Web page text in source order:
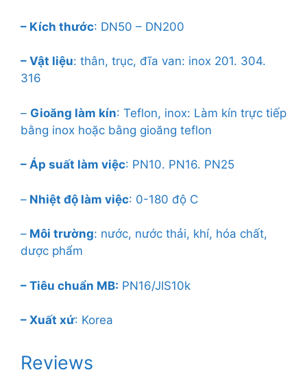
– Kích thước: DN50 – DN200
– Vật liệu: thân, trục, đĩa van: inox 201. 304.
316
– Gioăng làm kín: Teflon, inox: Làm kín trực tiếp
bằng inox hoặc bằng gioăng teflon
– Áp suất làm việc: PN10. PN16. PN25
– Nhiệt độ làm việc: 0-180 độ C
– Môi trường: nước, nước thải, khí, hóa chất,
dược phẩm
– Tiêu chuẩn MB: PN16/JIS10k
– Xuất xứ: Korea
Reviews